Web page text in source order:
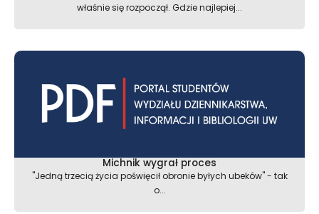
właśnie się rozpoczął. Gdzie najlepiej...
Michnik wygrał proces
"Jedną trzecią życia poświęcił obronie byłych ubeków" - tak
o...